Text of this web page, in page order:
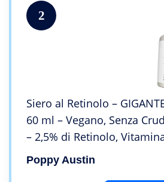
2
Siero al Retinolo –
60 ml – Vegano, Senza
– 2,5% di Retinolo,
Ialuronico e Olio di Jojoba
Anti-Invecchiamento per le
Poppy Austin